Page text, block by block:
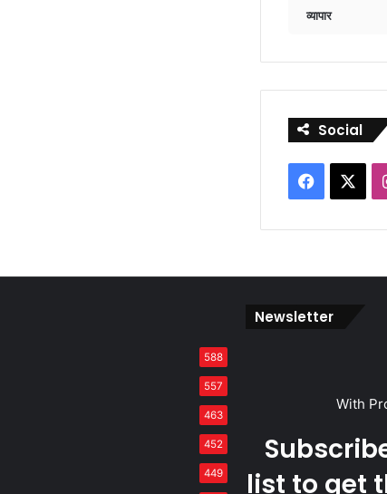
व्यापार
Social
588
557
463
452
449
Newsletter
With
list to get